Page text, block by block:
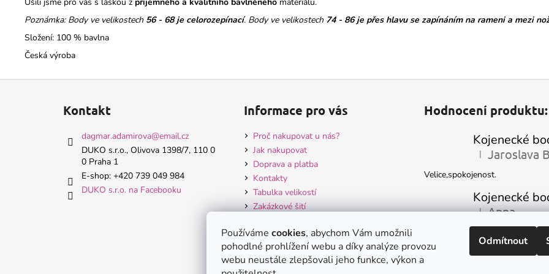
Používáme cookies, abychom Vám umožnili
pohodlné prohlížení webu a díky analýze provozu
webu neustále zlepšovali jeho funkce, výkon a
Odmítnout
Poznámka: Body ve velikostech 56 - 68 je celorozepínací. Body ve velikostech 74 - 86 je přes hlavu se zapínáním na rameni a mezi
Složení: 100 % bavlna
Česká výroba
Kontakt
dagmar.adamirova@email.cz
DUKO s.r.o., Olivova 1398/7, 110 0
0 Praha 1
E-shop: +420 739 049 984
DUKO s.r.o. na Facebooku
Informace pro vás
Proč nakupovat u nás?
Jak nakupovat
Doprava a platba
Kontakty
Tabulka velikostí
Zakázkové šití
Obchodní podmínky
Ochrana osobních údajů a GDPR
Hodnocení produktu:
Hodnocení
|
Velice,spokojenost.
Hodnocení
| Anna
-velmi hezké kojenecké oblečení -
spokojenost - krásně ušité